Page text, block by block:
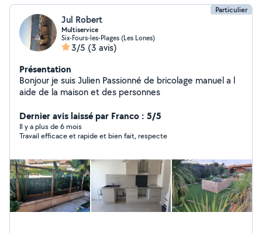
Particulier
Jul Robert
Multiservice
Six-Fours-les-Plages (Les Lones)
3/5 (3 avis)
Présentation
Bonjour je suis Julien Passionné de bricolage manuel a l
aide de la maison et des personnes
Dernier avis laissé par Franco : 5/5
Il y a plus de 6 mois
Travail efficace et rapide et bien fait, respecte